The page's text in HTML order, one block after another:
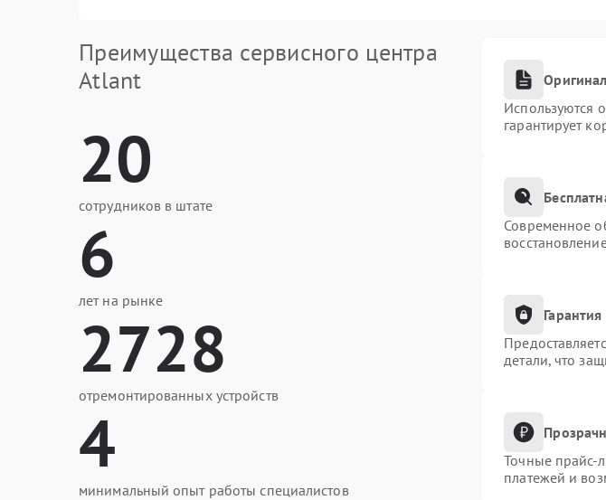
Преимущества сервисного центра
Atlant
20
сотрудников в штате
6
лет на рынке
2728
отремонтированных устройств
4
минимальный опыт работы специалистов
Используются
гарантирует
Современное
детали, что
Точные прайс-
платежей и